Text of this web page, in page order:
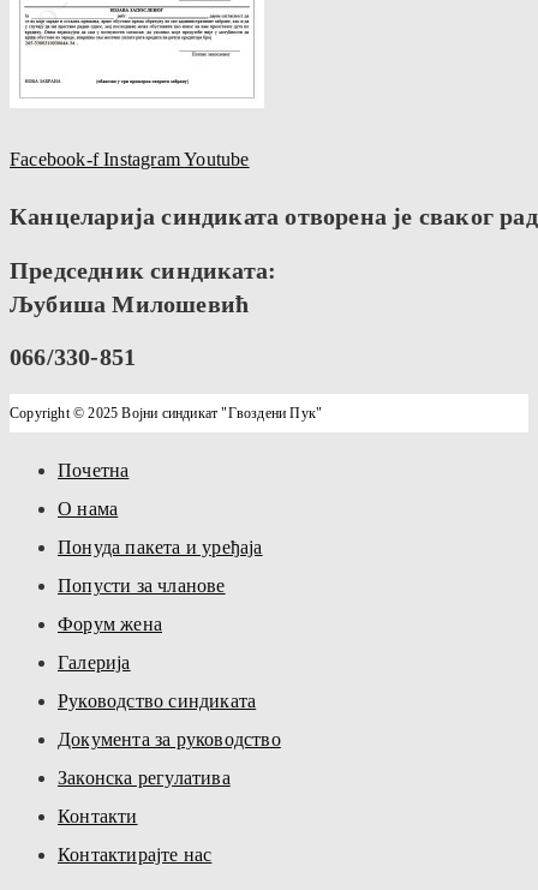
Facebook-f InstagramYoutube
Канцеларија синдиката отворена је сваког
Председник синдиката:
Љубиша Милошевић
066/330-851
Copyright © 2025 Војни синдикат "Гвоздени Пук"
Почетна
О нама
Понуда пакета и уређаја
Попусти за чланове
Форум жена
Галерија
Руководство синдиката
Документа за руководство
Законска регулатива
Контакти
Контактирајте нас